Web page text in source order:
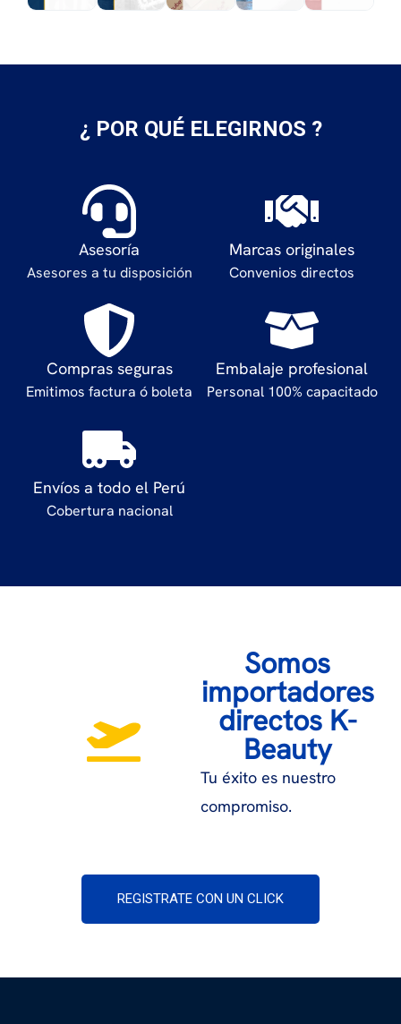
¿ POR QUÉ ELEGIRNOS ?
Asesoría
Asesores a tu disposición
Marcas originales
Convenios directos
Compras seguras
Emitimos factura ó boleta
Embalaje profesional
Personal 100% capacitado
Envíos a todo el Perú
Cobertura nacional
Somos
importadores
directos K-
Beauty
Tu éxito es nuestro
compromiso.
REGISTRATE CON UN CLICK